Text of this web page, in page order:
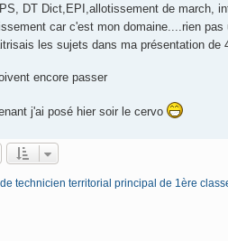
DT Dict,EPI,allotissement de march,
car c'est mon domaine....rien pas
les sujets dans ma présentation de
encore passer
j'ai posé hier soir le cervo
technicien territorial principal de 1ère